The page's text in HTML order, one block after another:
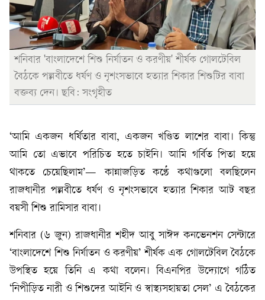
শনিবার 'বাংলাদেশে শিশু নির্যাতন ও করণীয়' শীর্ষক গোলটেবিল
বৈঠকে পল্লবীতে ধর্ষণ ও নৃশংসভাবে হত্যার শিকার শিশুটির বাবা
বক্তব্য দেন। ছবি: সংগৃহীত
‘আমি একজন ধর্ষিতার বাবা, একজন খণ্ডিত লাশের বাবা। কিন্তু
আমি তো এভাবে পরিচিত হতে চাইনি। আমি গর্বিত পিতা হয়ে
থাকতে চেয়েছিলাম’— কান্নাজড়িত কণ্ঠে কথাগুলো বলছিলেন
রাজধানীর পল্লবীতে ধর্ষণ ও নৃশংসভাবে হত্যার শিকার আট বছর
বয়সী শিশু রামিসার বাবা।
শনিবার (৬ জুন) রাজধানীর শহীদ আবু সাঈদ কনভেনশন সেন্টারে
‘বাংলাদেশে শিশু নির্যাতন ও করণীয়’ শীর্ষক এক গোলটেবিল বৈঠকে
উপস্থিত হয়ে তিনি এ কথা বলেন। বিএনপির উদ্যোগে গঠিত
‘নিপীড়িত নারী ও শিশুদের আইনি ও স্বাস্থ্যসহায়তা সেল’ এ বৈঠকের